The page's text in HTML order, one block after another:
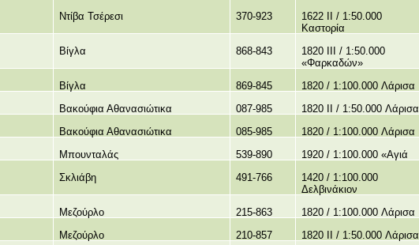
Ντίβα Τσέρεσι 370-923
1622 II / 1:50.000
Καστορία
Βίγλα 868-843
1820 III / 1:50.000
«Φαρκαδών»
Βίγλα 869-845
1820 / 1:100.000 Λάρισα
Βακούφια Αθανασιώτικα 087-985
1820 II / 1:50.000 Λάρισα
Βακούφια Αθανασιώτικα 085-985
1820 / 1:100.000 Λάρισα
Μπουνταλάς 539-890
1920 / 1:100.000 «Αγιά
Σκλιάβη 491-766
1420 / 1:100.000
Δελβινάκιον
Μεζούρλο 215-863
1820 / 1:100.000 Λάρισα
Μεζούρλο 210-857 1820 II / 1:50.000 Λάρισα